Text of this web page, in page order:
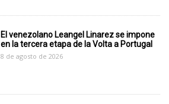
El venezolano Leangel Linarez se impone
en la tercera etapa de la Volta a Portugal
8 de agosto de 2026